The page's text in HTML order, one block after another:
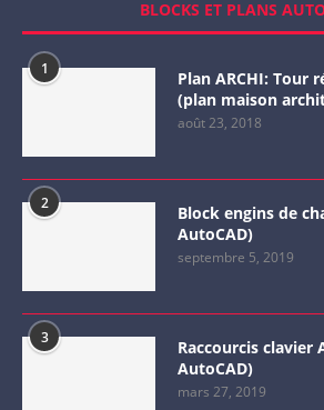
BLOCKS ET PLANS
1
Plan ARCHI: Tour
(plan maison
août 23, 2018
2
Block engins de
AutoCAD)
septembre 5, 2019
3
Raccourcis clavier
AutoCAD)
mars 27, 2019